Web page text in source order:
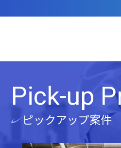
Pick-up
ピックアップ案件